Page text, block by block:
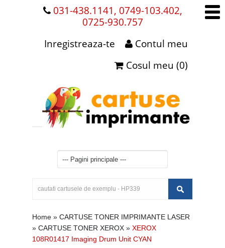
031-438.1141, 0749-103.402,
0725-930.757
Contul meu
Inregistreaza-te
Cosul meu (0)
Home » CARTUSE TONER IMPRIMANTE LASER
» CARTUSE TONER XEROX » XEROX
108R01417 Imaging Drum Unit CYAN